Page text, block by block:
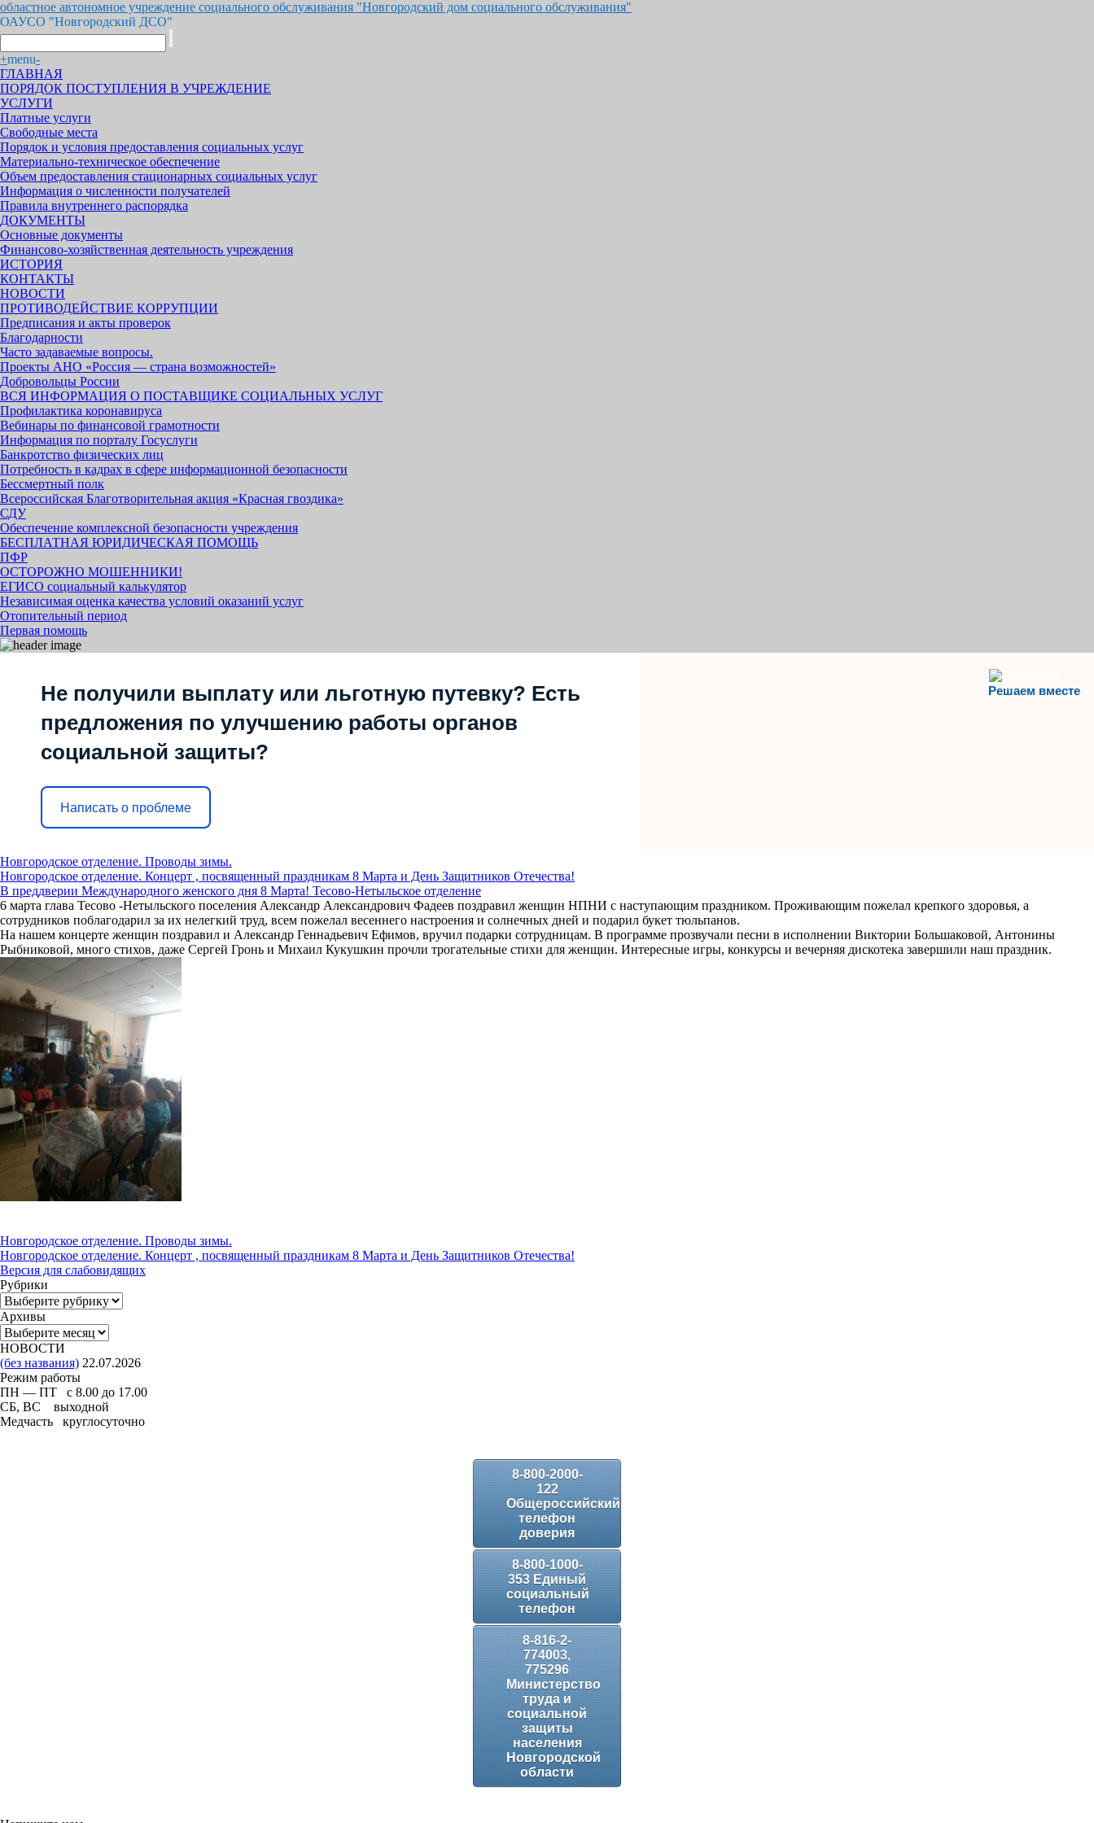
областное автономное учреждение социального обслуживания "Новгородский дом социального обслуживания"
ОАУСО "Новгородский ДСО"
+menu-
ГЛАВНАЯ
ПОРЯДОК ПОСТУПЛЕНИЯ В УЧРЕЖДЕНИЕ
УСЛУГИ
Платные услуги
Свободные места
Порядок и условия предоставления социальных услуг
Материально-техническое обеспечение
Объем предоставления стационарных социальных услуг
Информация о численности получателей
Правила внутреннего распорядка
ДОКУМЕНТЫ
Основные документы
Финансово-хозяйственная деятельность учреждения
ИСТОРИЯ
КОНТАКТЫ
НОВОСТИ
ПРОТИВОДЕЙСТВИЕ КОРРУПЦИИ
Предписания и акты проверок
Благодарности
Часто задаваемые вопросы.
Проекты АНО «Россия — страна возможностей»
Добровольцы России
ВСЯ ИНФОРМАЦИЯ О ПОСТАВЩИКЕ СОЦИАЛЬНЫХ УСЛУГ
Профилактика коронавируса
Вебинары по финансовой грамотности
Информация по порталу Госуслуги
Банкротство физических лиц
Потребность в кадрах в сфере информационной безопасности
Бессмертный полк
Всероссийская Благотворительная акция «Красная гвоздика»
СДУ
Обеспечение комплексной безопасности учреждения
БЕСПЛАТНАЯ ЮРИДИЧЕСКАЯ ПОМОЩЬ
ПФР
ОСТОРОЖНО МОШЕННИКИ!
ЕГИСО социальный калькулятор
Независимая оценка качества условий оказаний услуг
Отопительный период
Первая помощь
Решаем вместе
Не получили выплату или льготную путевку? Есть
предложения по улучшению работы органов
социальной защиты?
Написать о проблеме
Новгородское отделение. Проводы зимы.
Новгородское отделение. Концерт , посвященный праздникам 8 Марта и День Защитников Отечества!
В преддверии Международного женского дня 8 Марта! Тесово-Нетыльское отделение
6 марта глава Тесово -Нетыльского поселения Александр Александрович Фадеев поздравил женщин НПНИ с наступающим праздником. Проживающим пожелал крепкого здоровья, а
сотрудников поблагодарил за их нелегкий труд, всем пожелал весеннего настроения и солнечных дней и подарил букет тюльпанов.
На нашем концерте женщин поздравил и Александр Геннадьевич Ефимов, вручил подарки сотрудницам. В программе прозвучали песни в исполнении Виктории Большаковой, Антонины
Рыбниковой, много стихов, даже Сергей Гронь и Михаил Кукушкин прочли трогательные стихи для женщин. Интересные игры, конкурсы и вечерняя дискотека завершили наш праздник.
Новгородское отделение. Проводы зимы.
Новгородское отделение. Концерт , посвященный праздникам 8 Марта и День Защитников Отечества!
Версия для слабовидящих
Рубрики
Рубрики
Архивы
Архивы
НОВОСТИ
(без названия) 22.07.2026
Режим работы
ПН — ПТ с 8.00 до 17.00
СБ, ВС выходной
Медчасть круглосуточно
8-800-2000-
122
Общероссийский
телефон
доверия
8-800-1000-
353 Единый
социальный
телефон
8-816-2-
774003,
775296
Министерство
труда и
социальной
защиты
населения
Новгородской
области